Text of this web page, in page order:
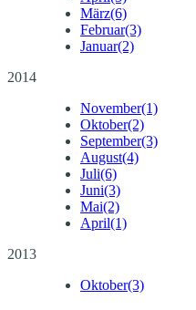
März(6)
Februar(3)
Januar(2)
2014
November(1)
Oktober(2)
September(3)
August(4)
Juli(6)
Juni(3)
Mai(2)
April(1)
2013
Oktober(3)